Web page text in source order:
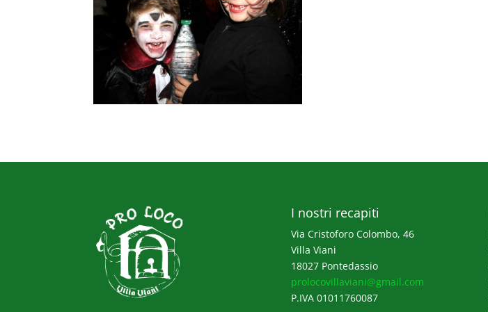
I nostri recapiti
Via Cristoforo Colombo, 46
Villa Viani
18027 Pontedassio
prolocovillaviani@gmail.com
P.IVA 01011760087